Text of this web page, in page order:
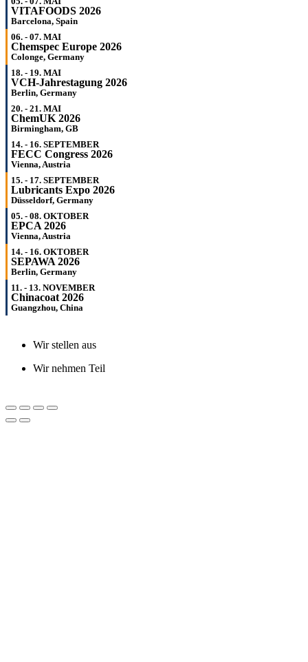
VITAFOODS 2026
Barcelona, Spain
06. - 07. MAI
Chemspec Europe 2026
Colonge, Germany
18. - 19. MAI
VCH-Jahrestagung 2026
Berlin, Germany
20. - 21. MAI
ChemUK 2026
Birmingham, GB
14. - 16. SEPTEMBER
FECC Congress 2026
Vienna, Austria
15. - 17. SEPTEMBER
Lubricants Expo 2026
Düsseldorf, Germany
05. - 08. OKTOBER
EPCA 2026
Vienna, Austria
14. - 16. OKTOBER
SEPAWA 2026
Berlin, Germany
11. - 13. NOVEMBER
Chinacoat 2026
Guangzhou, China
Wir stellen aus
Wir nehmen Teil